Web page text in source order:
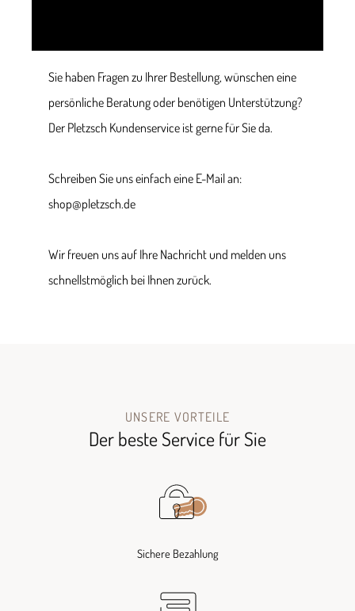
Sie haben Fragen zu Ihrer Bestellung, wünschen eine
persönliche Beratung oder benötigen Unterstützung?
Der Pletzsch Kundenservice ist gerne für Sie da.
Schreiben Sie uns einfach eine E-Mail an:
shop@pletzsch.de
Wir freuen uns auf Ihre Nachricht und melden uns
schnellstmöglich bei Ihnen zurück.
UNSERE VORTEILE
Der beste Service für Sie
Sichere Bezahlung